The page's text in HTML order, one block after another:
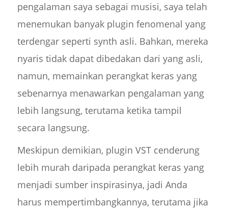
pengalaman saya sebagai musisi, saya telah
menemukan banyak plugin fenomenal yang
terdengar seperti synth asli. Bahkan, mereka
nyaris tidak dapat dibedakan dari yang asli,
namun, memainkan perangkat keras yang
sebenarnya menawarkan pengalaman yang
lebih langsung, terutama ketika tampil
secara langsung.
Meskipun demikian, plugin VST cenderung
lebih murah daripada perangkat keras yang
menjadi sumber inspirasinya, jadi Anda
harus mempertimbangkannya, terutama jika